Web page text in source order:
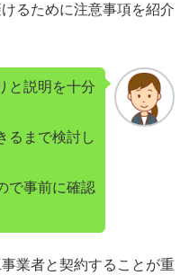
るために注意事項を紹介
と説明を十分
るまで検討し
で事前に確認
業者と契約することが重